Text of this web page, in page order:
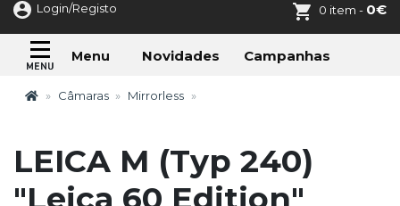
Login/Registo 0 item - 0€
Menu Novidades Campanhas
Câmaras Mirrorless
LEICA M (Typ 240)
"Leica 60 Edition"